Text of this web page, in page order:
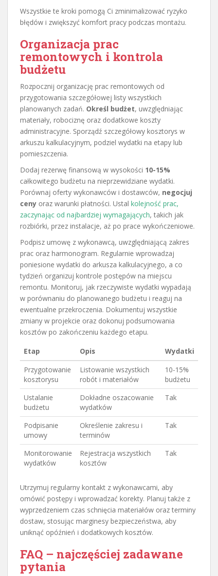
Wszystkie te kroki pomogą Ci zminimalizować ryzyko
błędów i zwiększyć komfort pracy podczas montażu.
Organizacja prac
remontowych i kontrola
budżetu
Rozpocznij organizację prac remontowych od
przygotowania szczegółowej listy wszystkich
planowanych zadań. Określ budżet, uwzględniając
materiały, robociznę oraz dodatkowe koszty
administracyjne. Sporządź szczegółowy kosztorys w
arkuszu kalkulacyjnym, podziel wydatki na etapy lub
pomieszczenia.
Dodaj rezerwę finansową w wysokości 10-15%
całkowitego budżetu na nieprzewidziane wydatki.
Porównaj oferty wykonawców i dostawców, negocjuj
ceny oraz warunki płatności. Ustal kolejność prac,
zaczynając od najbardziej wymagających, takich jak
rozbiórki, przez instalacje, aż po prace wykończeniowe.
Podpisz umowę z wykonawcą, uwzględniającą zakres
prac oraz harmonogram. Regularnie wprowadzaj
poniesione wydatki do arkusza kalkulacyjnego, a co
tydzień organizuj kontrole postępów na miejscu
remontu. Monitoruj, jak rzeczywiste wydatki wypadają
w porównaniu do planowanego budżetu i reaguj na
ewentualne przekroczenia. Dokumentuj wszystkie
zmiany w projekcie oraz dokonuj podsumowania
kosztów po zakończeniu każdego etapu.
Etap Opis
Wydatki
Przygotowanie
kosztorysu
Listowanie wszystkich
robót i materiałów
10-15%
budżetu
Ustalanie
budżetu
Dokładne oszacowanie
wydatków
Tak
Podpisanie
umowy
Określenie zakresu i
terminów
Tak
Monitorowanie
wydatków
Rejestracja wszystkich
kosztów
Tak
Utrzymuj regularny kontakt z wykonawcami, aby
omówić postępy i wprowadzać korekty. Planuj także z
wyprzedzeniem czas schnięcia materiałów oraz terminy
dostaw, stosując marginesy bezpieczeństwa, aby
uniknąć opóźnień i dodatkowych kosztów.
FAQ – najczęściej zadawane
pytania